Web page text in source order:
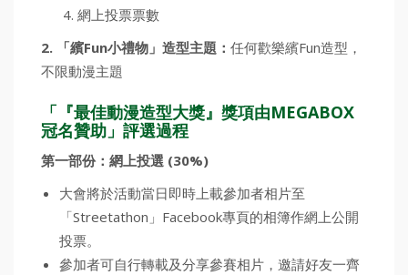
網上投票票數
2. 「繽Fun小禮物」造型主題： 任何歡樂繽Fun造型，
不限動漫主題
「『最佳動漫造型大獎』獎項由MEGABOX
冠名贊助」評選過程
第一部份：網上投選 (30%)
大會將於活動當日即時上載參加者相片至
「Streetathon」Facebook專頁的相簿作網上公開
投票。
參加者可自行轉載及分享參賽相片，邀請好友一齊